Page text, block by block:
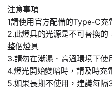
注意事項
1請使用官方配備的Type-C充
2.此燈具的光源是不可替換
整個燈具
3.請勿在潮濕、高溫環境下使
4.燈光開始變暗時，請及時充
5.如果長期不使用，建議每